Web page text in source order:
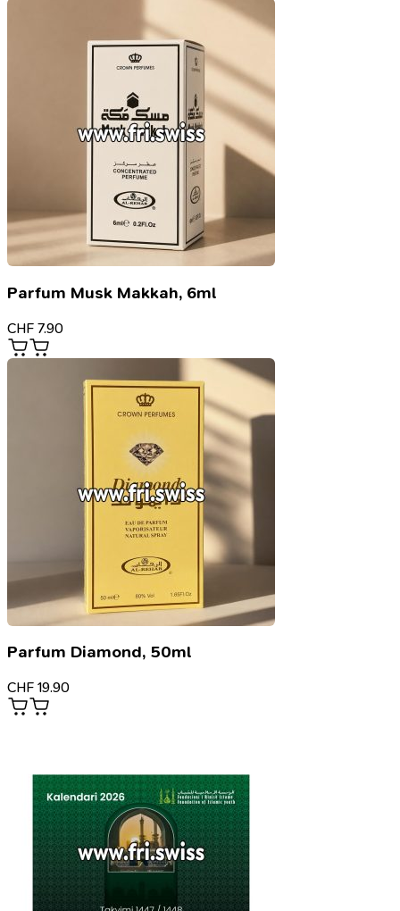
Parfum Musk Makkah, 6ml
CHF 7.90
Parfum Diamond, 50ml
CHF 19.90